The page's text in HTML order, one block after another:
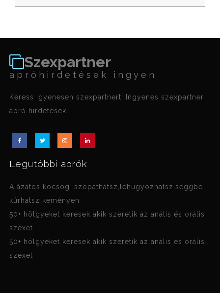
Szexpartner
apróhirdetések ingyen
Keress igyenesen szexpartnert! Ingyenes szexpartner
apró hirdetések!
Legutóbbi aprók
Alázatos köcsög ,szopathatsz,lehugyozhatsz,seggbe
kúrhatsz keményen
50+ hölgyeket keresek akik szeretik az anális és orális
szexet
50+ hölgyeket keresek akik szeretik az anális és orális
szexet